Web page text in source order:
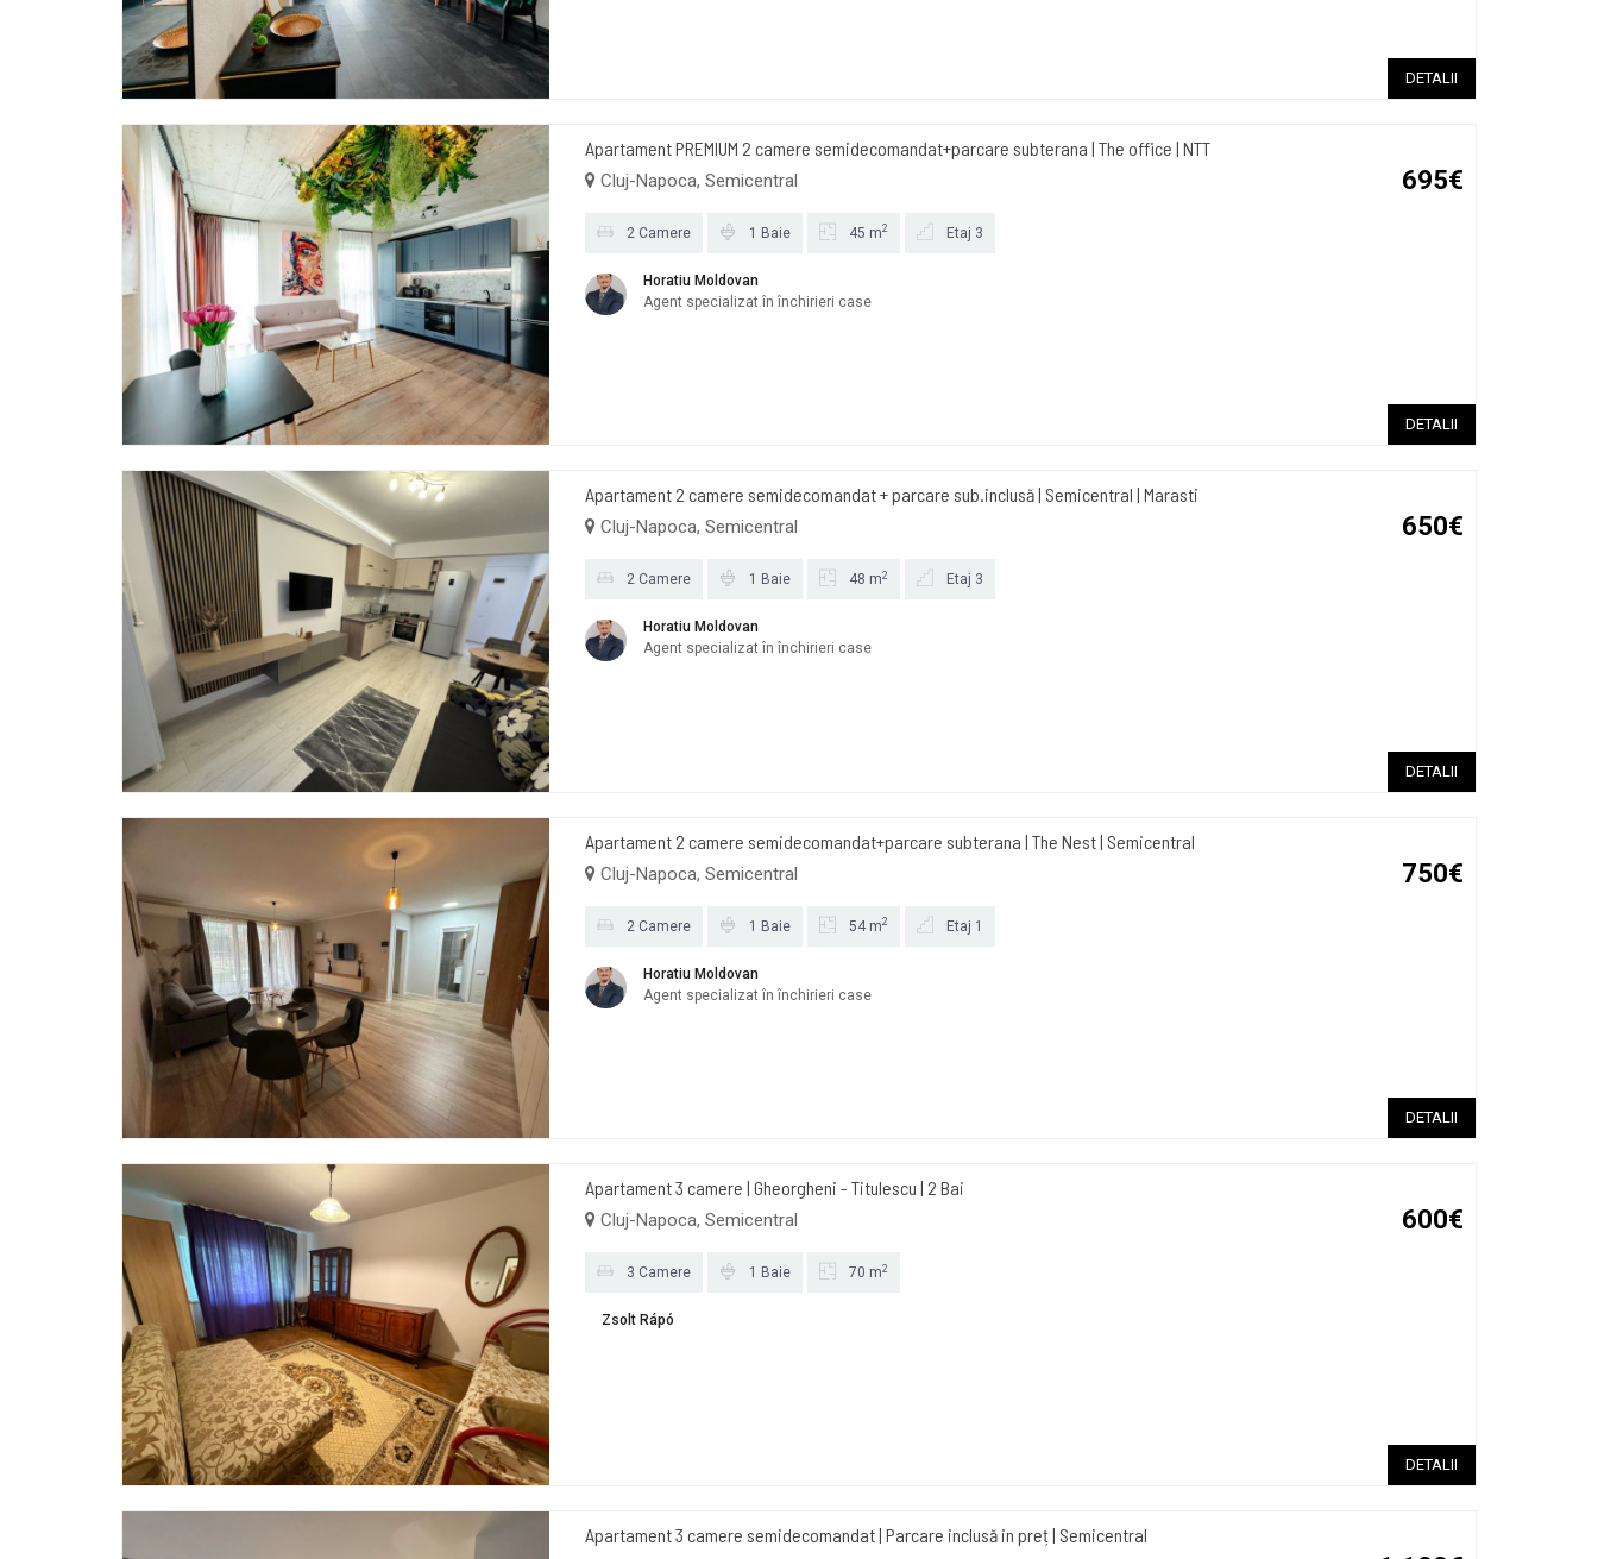
DETALII
Apartament PREMIUM 2 camere semidecomandat+parcare subterana | The office | NTT
695€
Cluj-Napoca, Semicentral
2 Camere 1 Baie 45 m2 Etaj 3
Horatiu Moldovan
Agent specializat în închirieri case
DETALII
Apartament 2 camere semidecomandat + parcare sub.inclusă | Semicentral | Marasti
650€
Cluj-Napoca, Semicentral
2 Camere 1 Baie 48 m2 Etaj 3
Horatiu Moldovan
Agent specializat în închirieri case
DETALII
Apartament 2 camere semidecomandat+parcare subterana | The Nest | Semicentral
750€
Cluj-Napoca, Semicentral
2 Camere 1 Baie 54 m2 Etaj 1
Horatiu Moldovan
Agent specializat în închirieri case
DETALII
Apartament 3 camere | Gheorgheni - Titulescu | 2 Bai
600€
Cluj-Napoca, Semicentral
3 Camere 1 Baie 70 m2
Zsolt Rápó
DETALII
Apartament 3 camere semidecomandat | Parcare inclusă in preț | Semicentral